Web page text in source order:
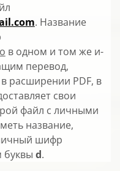
. Название
в одном и том же и-
перевод,
расширении PDF, в
свои
файл с личными
название,
шифр
буквы d.